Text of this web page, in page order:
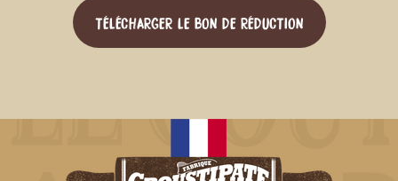
TÉLÉCHARGER LE BON DE RÉDUCTION